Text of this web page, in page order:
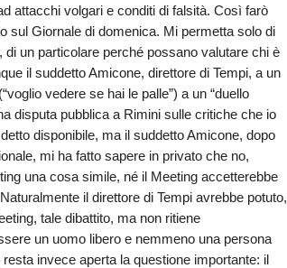
attacchi volgari e conditi di falsità. Così farò
sul Giornale di domenica. Mi permetta solo di
un particolare perché possano valutare chi è
il suddetto Amicone, direttore di Tempi, a un
vedere se hai le palle”) a un “duello
disputa pubblica a Rimini sulle critiche che io
disponibile, ma il suddetto Amicone, dopo
mi ha fatto sapere in privato che no,
una cosa simile, né il Meeting accetterebbe
il direttore di Tempi avrebbe potuto,
tale dibattito, ma non ritiene
un uomo libero e nemmeno una persona
invece aperta la questione importante: il